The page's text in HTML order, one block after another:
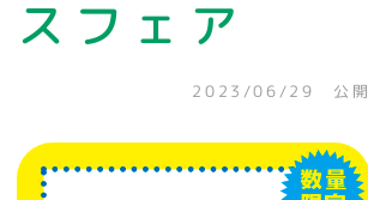
スフェア
2023/06/29 公開